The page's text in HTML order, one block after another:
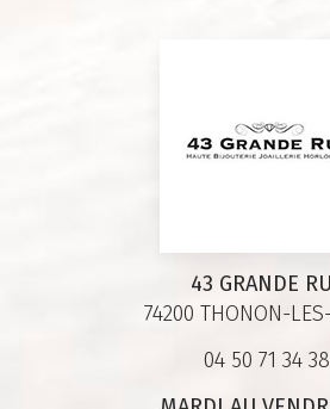
43 GRANDE
74200 THONON-
04 50 71 34 38